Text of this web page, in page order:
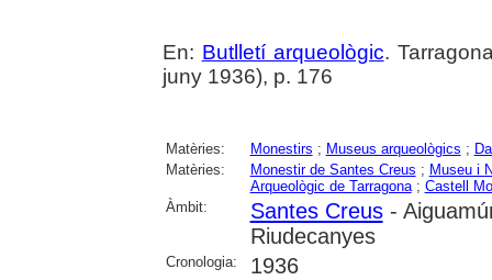
En: Butlletí arqueològic.
juny 1936), p. 176
Matèries: Monestirs ; Museus arqueològics ;
Matèries:
Monestir de Santes Creus ; Museu i
Arqueològic de Tarragona; Castell
Àmbit:
Santes Creus-
Riudecanyes
Cronologia: 1936